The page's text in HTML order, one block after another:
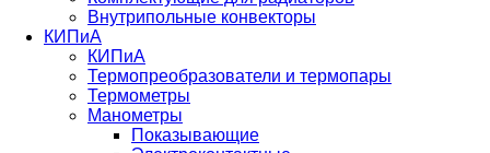
Внутрипольные конвекторы
КИПиА
КИПиА
Термопреобразователи и термопары
Термометры
Манометры
Показывающие